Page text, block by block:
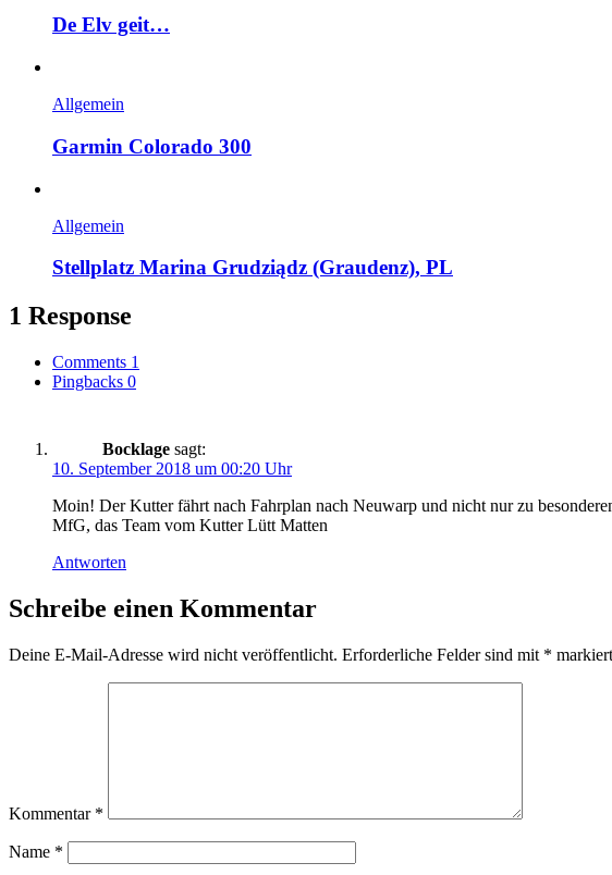
De Elv geit…
Allgemein
Garmin Colorado 300
Allgemein
Stellplatz Marina Grudziądz (Graudenz), PL
1 Response
Comments 1
Pingbacks 0
Bocklage sagt:
10. September 2018 um 00:20 Uhr
Moin! Der Kutter fährt nach Fahrplan nach Neuwarp und nicht nur zu
MfG, das Team vom Kutter Lütt Matten
Antworten
Schreibe einen Kommentar
Deine E-Mail-Adresse wird nicht veröffentlicht. Erforderliche Felder sind mit * markiert
Kommentar *
Name *